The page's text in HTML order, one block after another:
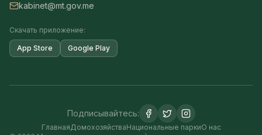
kabinet@mt.gov.me
Скачать приложение:
App Store Google Play
Подписывайтесь:
ГлавнаяДомохозяйстваНациональные паркиО нас